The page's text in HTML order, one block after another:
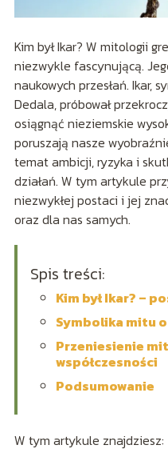
Kim był Ikar? W mitologii
niezwykle fascynującą.
naukowych przesłań. Ikar,
Dedala, próbował
osiągnąć nieziemskie
poruszają nasze
temat ambicji, ryzyka i
działań. W tym artykule
niezwykłej postaci i jej
oraz dla nas samych.
Spis treści:
Kim był Ikar? –
Symbolika mitu
Przeniesienie
współczesności
Podsumowanie
W tym artykule znajdziesz: